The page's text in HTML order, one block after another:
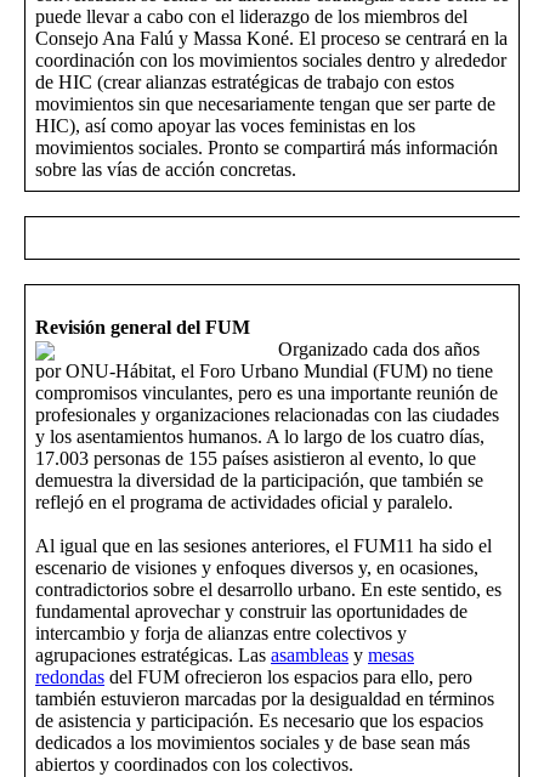
puede llevar a cabo con el liderazgo de los miembros del
Consejo Ana Falú y Massa Koné. El proceso se centrará en la
coordinación con los movimientos sociales dentro y alrededor
de HIC (crear alianzas estratégicas de trabajo con estos
movimientos sin que necesariamente tengan que ser parte de
HIC), así como apoyar las voces feministas en los
movimientos sociales. Pronto se compartirá más información
sobre las vías de acción concretas.
Revisión general del FUM
Organizado cada dos años
por ONU-Hábitat, el Foro Urbano Mundial (FUM) no tiene
compromisos vinculantes, pero es una importante reunión de
profesionales y organizaciones relacionadas con las ciudades
y los asentamientos humanos. A lo largo de los cuatro días,
17.003 personas de 155 países asistieron al evento, lo que
demuestra la diversidad de la participación, que también se
reflejó en el programa de actividades oficial y paralelo.
Al igual que en las sesiones anteriores, el FUM11 ha sido el
escenario de visiones y enfoques diversos y, en ocasiones,
contradictorios sobre el desarrollo urbano. En este sentido, es
fundamental aprovechar y construir las oportunidades de
intercambio y forja de alianzas entre colectivos y
agrupaciones estratégicas. Las asambleas y mesas
redondas del FUM ofrecieron los espacios para ello, pero
también estuvieron marcadas por la desigualdad en términos
de asistencia y participación. Es necesario que los espacios
dedicados a los movimientos sociales y de base sean más
abiertos y coordinados con los colectivos.